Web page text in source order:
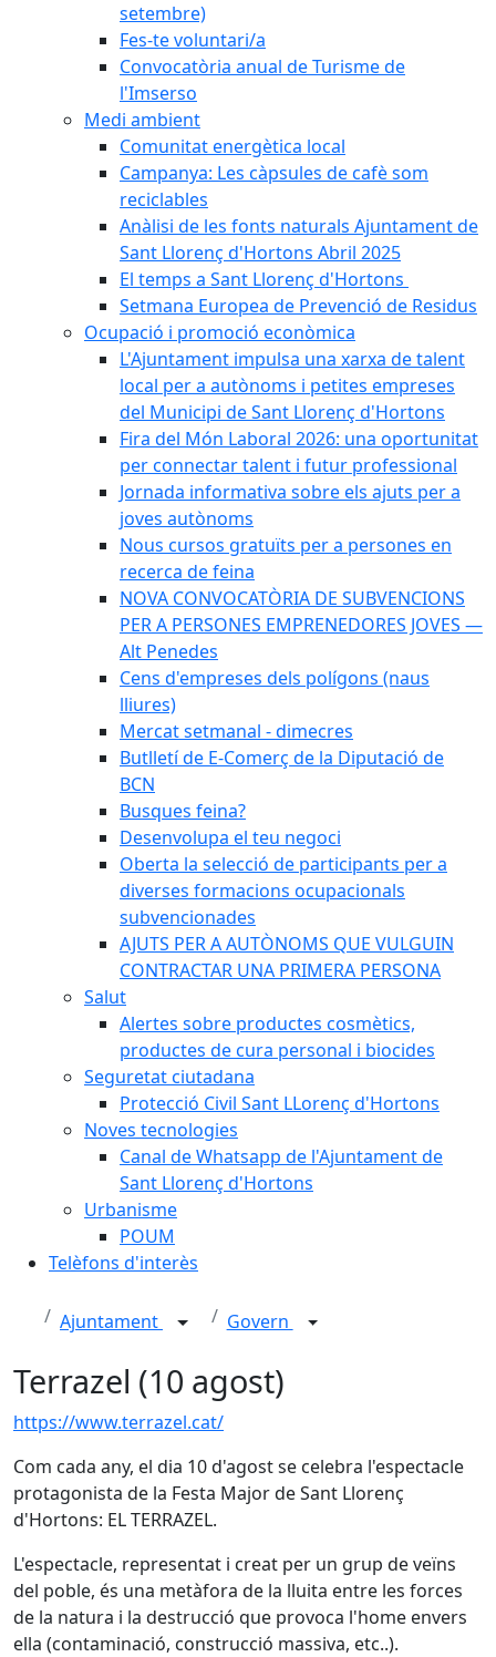
setembre)
Fes-te voluntari/a
Convocatòria anual de Turisme de
l'Imserso
Medi ambient
Comunitat energètica local
Campanya: Les càpsules de cafè som
reciclables
Anàlisi de les fonts naturals Ajuntament de
Sant Llorenç d'Hortons Abril 2025
El temps a Sant Llorenç d'Hortons
Setmana Europea de Prevenció de Residus
Ocupació i promoció econòmica
L'Ajuntament impulsa una xarxa de talent
local per a autònoms i petites empreses
del Municipi de Sant Llorenç d'Hortons
Fira del Món Laboral 2026: una oportunitat
per connectar talent i futur professional
Jornada informativa sobre els ajuts per a
joves autònoms
Nous cursos gratuïts per a persones en
recerca de feina
NOVA CONVOCATÒRIA DE SUBVENCIONS
PER A PERSONES EMPRENEDORES JOVES —
Alt Penedes
Cens d'empreses dels polígons (naus
lliures)
Mercat setmanal - dimecres
Butlletí de E-Comerç de la Diputació de
BCN
Busques feina?
Desenvolupa el teu negoci
Oberta la selecció de participants per a
diverses formacions ocupacionals
subvencionades
AJUTS PER A AUTÒNOMS QUE VULGUIN
CONTRACTAR UNA PRIMERA PERSONA
Salut
Alertes sobre productes cosmètics,
productes de cura personal i biocides
Seguretat ciutadana
Protecció Civil Sant LLorenç d'Hortons
Noves tecnologies
Canal de Whatsapp de l'Ajuntament de
Sant Llorenç d'Hortons
Urbanisme
POUM
Telèfons d'interès
Ajuntament Govern
Terrazel (10 agost)
https://www.terrazel.cat/
Com cada any, el dia 10 d'agost se celebra l'espectacle
protagonista de la Festa Major de Sant Llorenç
d'Hortons: EL TERRAZEL.
L'espectacle, representat i creat per un grup de veïns
del poble, és una metàfora de la lluita entre les forces
de la natura i la destrucció que provoca l'home envers
ella (contaminació, construcció massiva, etc..).